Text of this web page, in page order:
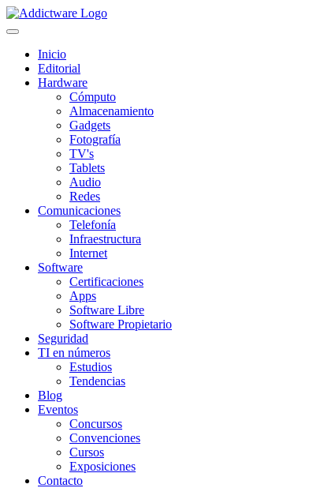
Inicio
Editorial
Hardware
Cómputo
Almacenamiento
Gadgets
Fotografía
TV's
Tablets
Audio
Redes
Comunicaciones
Telefonía
Infraestructura
Internet
Software
Certificaciones
Apps
Software Libre
Software Propietario
Seguridad
TI en números
Estudios
Tendencias
Blog
Eventos
Concursos
Convenciones
Cursos
Exposiciones
Contacto